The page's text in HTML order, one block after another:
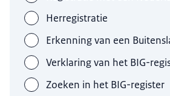
Herregistratie
Erkenning van een
Verklaring van het BIG-
Zoeken in het BIG-register